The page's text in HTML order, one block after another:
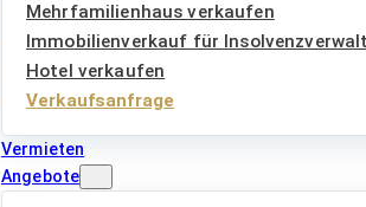
Mehrfamilienhaus verkaufen
Immobilienverkauf für
Hotel verkaufen
Verkaufsanfrage
Vermieten
Angebote